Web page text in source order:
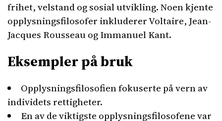
frihet, velstand og sosial utvikling. Noen kjente
opplysningsfilosofer inkluderer Voltaire, Jean-
Jacques Rousseau og Immanuel Kant.
Eksempler på bruk
Opplysningsfilosofien fokuserte på vern av
individets rettigheter.
En av de viktigste opplysningsfilosofene var